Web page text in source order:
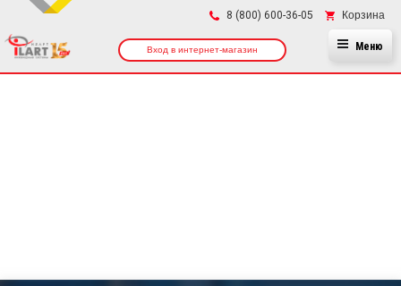
8 (800) 600-36-05 Корзина
Вход в интернет-магазин Меню
×